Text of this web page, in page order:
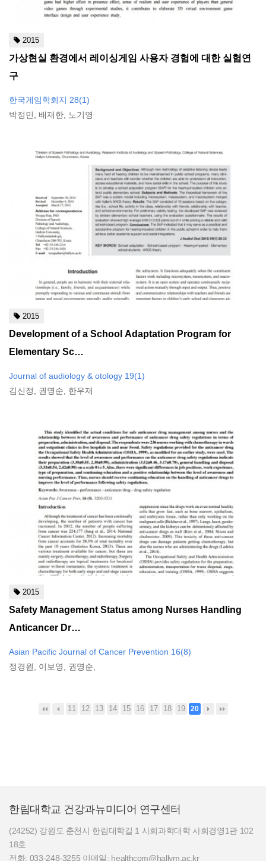
2015
가상현실 환경에서 레이싱게임 사용자 경험에 대한 실험연
구
한국게임학회지 28(1)
박정민, 배재한, 노기영
2015
Development of a School Adaptation Program for
Elementary Sc…
Journal of audiology & otology 19(1)
김신정, 권명순, 한우재
2015
Safety Management Status among Nurses Handling
Anticancer Dr…
Asian Pacific Journal of Cancer Prevention 16(8)
정경원, 이보영, 권명순,
11 12 13 14 15 16 17 18 19 20
한림대학교 건강과뉴미디어 연구센터
(24252) 강원도 춘천시 한림대학길 1 사회과학대학 사회경영1관 102
18호
전화: 033-248-3255 이메일: healthcom@hallym.ac.kr